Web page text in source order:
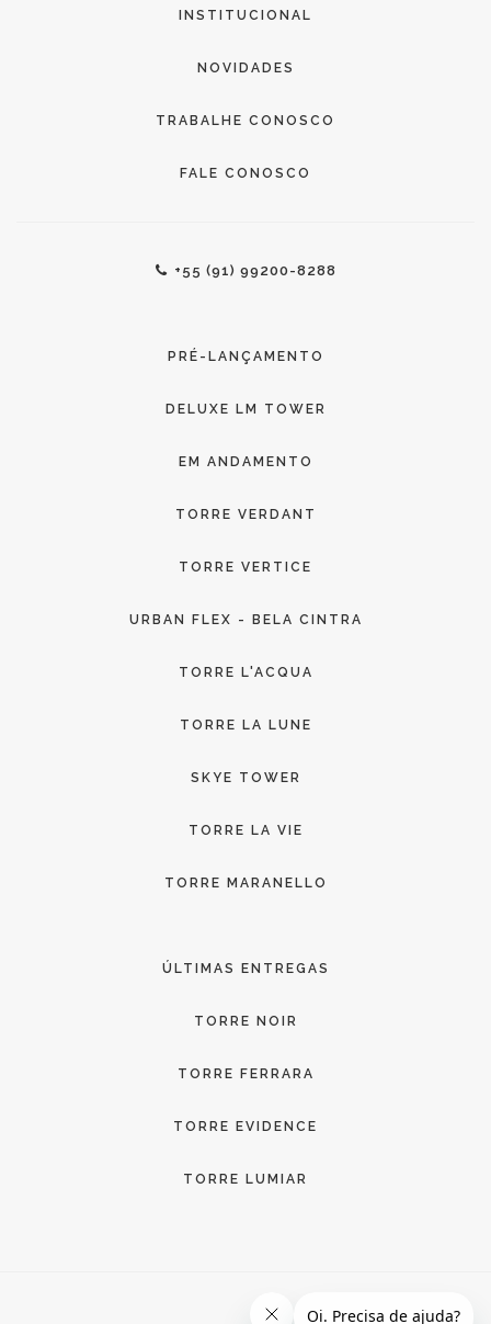
INSTITUCIONAL
NOVIDADES
TRABALHE CONOSCO
FALE CONOSCO
+55 (91) 99200-8288
PRÉ-LANÇAMENTO
DELUXE LM TOWER
EM ANDAMENTO
TORRE VERDANT
TORRE VERTICE
URBAN FLEX - BELA CINTRA
TORRE L'ACQUA
TORRE LA LUNE
SKYE TOWER
TORRE LA VIE
TORRE MARANELLO
ÚLTIMAS ENTREGAS
TORRE NOIR
TORRE FERRARA
TORRE EVIDENCE
TORRE LUMIAR